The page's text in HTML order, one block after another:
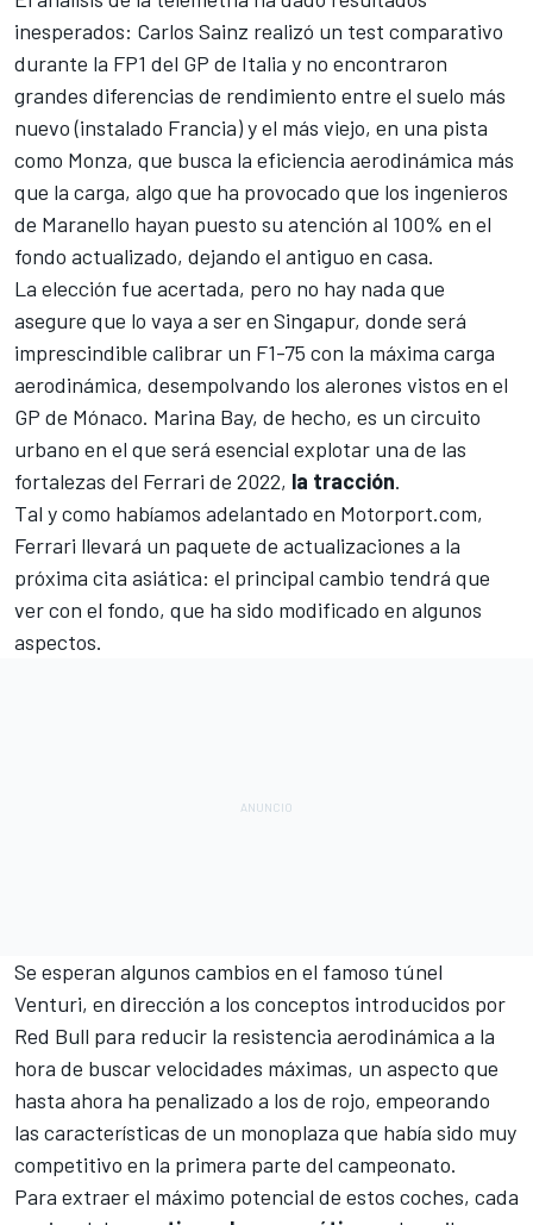
inesperados: Carlos Sainz realizó un test comparativo
durante la FP1 del GP de Italia y no encontraron
grandes diferencias de rendimiento entre el suelo más
nuevo (instalado Francia) y el más viejo, en una pista
como Monza, que busca la eficiencia aerodinámica más
que la carga, algo que ha provocado que los ingenieros
de Maranello hayan puesto su atención al 100% en el
fondo actualizado, dejando el antiguo en casa.
La elección fue acertada, pero no hay nada que
asegure que lo vaya a ser en Singapur, donde será
imprescindible calibrar un F1-75 con la máxima carga
aerodinámica, desempolvando los alerones vistos en el
GP de Mónaco. Marina Bay, de hecho, es un circuito
urbano en el que será esencial explotar una de las
fortalezas del Ferrari de 2022, la tracción.
Tal y como habíamos adelantado en Motorport.com,
Ferrari llevará un paquete de actualizaciones a la
próxima cita asiática: el principal cambio tendrá que
ver con el fondo, que ha sido modificado en algunos
aspectos.
Se esperan algunos cambios en el famoso túnel
Venturi, en dirección a los conceptos introducidos por
Red Bull para reducir la resistencia aerodinámica a la
hora de buscar velocidades máximas, un aspecto que
hasta ahora ha penalizado a los de rojo, empeorando
las características de un monoplaza que había sido muy
competitivo en la primera parte del campeonato.
Para extraer el máximo potencial de estos coches, cada